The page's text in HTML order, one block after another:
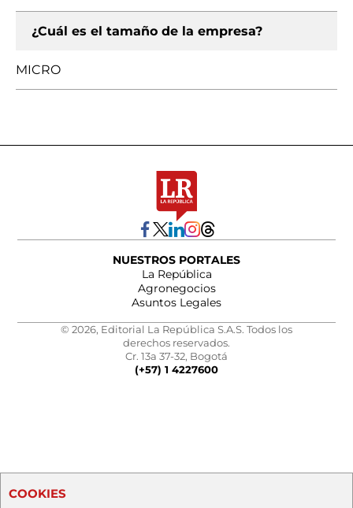
¿Cuál es el tamaño de la empresa?
MICRO
NUESTROS PORTALES
La República
Agronegocios
Asuntos Legales
© 2026, Editorial La República S.A.S. Todos los
derechos reservados.
Cr. 13a 37-32, Bogotá
(+57) 1 4227600
COOKIES